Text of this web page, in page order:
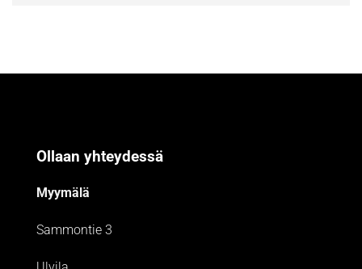
Ollaan yhteydessä
Myymälä
Sammontie 3